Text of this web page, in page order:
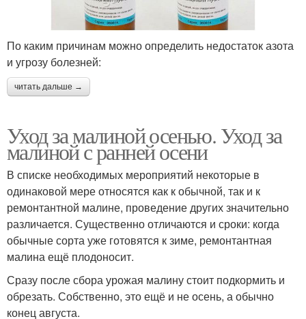
По каким причинам можно определить недостаток азота
и угрозу болезней:
читать дальше →
Уход за малиной осенью. Уход за
малиной с ранней осени
В списке необходимых мероприятий некоторые в
одинаковой мере относятся как к обычной, так и к
ремонтантной малине, проведение других значительно
различается. Существенно отличаются и сроки: когда
обычные сорта уже готовятся к зиме, ремонтантная
малина ещё плодоносит.
Сразу после сбора урожая малину стоит подкормить и
обрезать. Собственно, это ещё и не осень, а обычно
конец августа.